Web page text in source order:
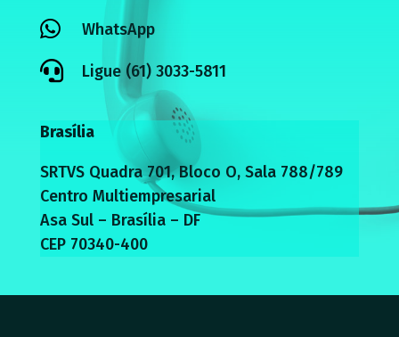
 WhatsApp
 Ligue (61) 3033-5811
Brasília
SRTVS Quadra 701, Bloco O, Sala 788/789
Centro Multiempresarial
Asa Sul – Brasília – DF
CEP 70340-400